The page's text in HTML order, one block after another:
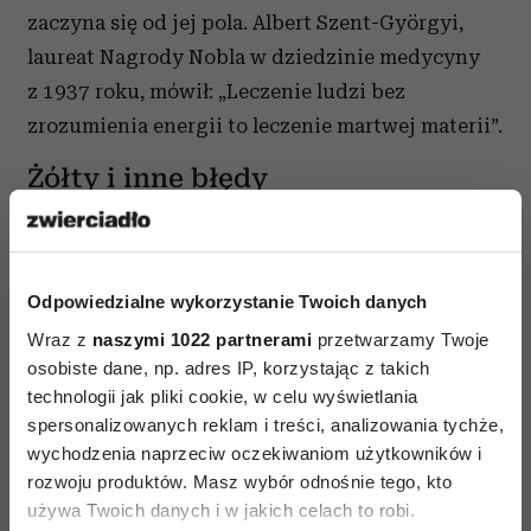
Odpowiedzialne wykorzystanie Twoich danych
Wraz z naszymi 1022 partnerami przetwarzamy Twoje
osobiste dane, np. adres IP, korzystając z takich
technologii jak pliki cookie, w celu wyświetlania
spersonalizowanych reklam i treści, analizowania tychże,
wychodzenia naprzeciw oczekiwaniom użytkowników i
rozwoju produktów. Masz wybór odnośnie tego, kto
używa Twoich danych i w jakich celach to robi.
zaczyna się od jej pola. Albert Szent-Györgyi,
laureat Nagrody Nobla w dziedzinie medycyny
z 1937 roku, mówił: „Leczenie ludzi bez
zrozumienia energii to leczenie martwej materii”.
Żółty i inne błędy
Chociaż w nazwie metody mowa jest
o uzdrawianiu, jej twórca precyzuje: Kod nie
leczy, on tylko eliminuje stres. A to właśnie stres
fizjologiczny jest najczęstszą przyczyną różnych
chorób i dolegliwości. Osłabia bowiem układ
odpornościowy – strażnika naszego zdrowia
i dobrego samopoczucia. Często silny stres
uruchamia się w sytuacjach, które nie wiążą się
dla nas z poważniejszym zagrożeniem.